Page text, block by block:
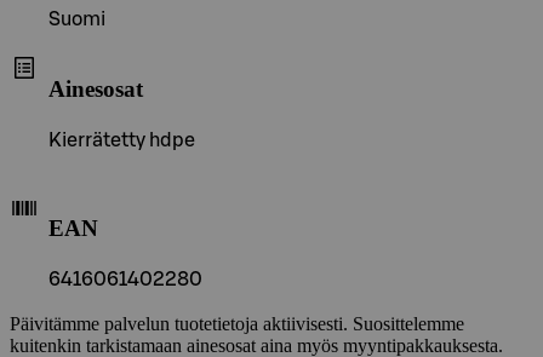
Suomi
Ainesosat
Kierrätetty hdpe
EAN
6416061402280
Päivitämme palvelun tuotetietoja aktiivisesti. Suosittelemme
kuitenkin tarkistamaan ainesosat aina myös myyntipakkauksesta.